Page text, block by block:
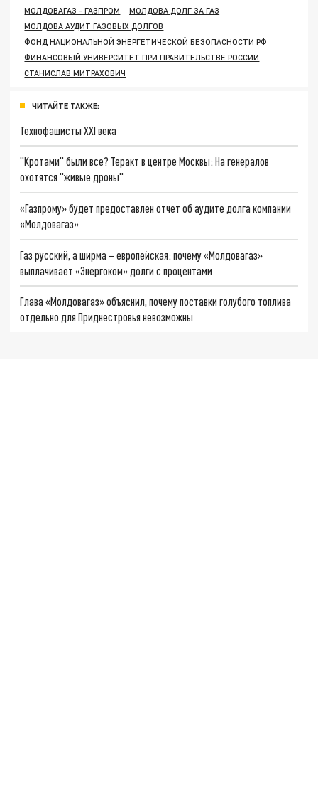
МОЛДОВАГАЗ - ГАЗПРОМ
МОЛДОВА ДОЛГ ЗА ГАЗ
МОЛДОВА АУДИТ ГАЗОВЫХ ДОЛГОВ
ФОНД НАЦИОНАЛЬНОЙ ЭНЕРГЕТИЧЕСКОЙ БЕЗОПАСНОСТИ РФ
ФИНАНСОВЫЙ УНИВЕРСИТЕТ ПРИ ПРАВИТЕЛЬСТВЕ РОССИИ
СТАНИСЛАВ МИТРАХОВИЧ
ЧИТАЙТЕ ТАКЖЕ:
Технофашисты XXI века
"Кротами" были все? Теракт в центре Москвы: На генералов
охотятся "живые дроны"
«Газпрому» будет предоставлен отчет об аудите долга компании
«Молдовагаз»
Газ русский, а ширма – европейская: почему «Молдовагаз»
выплачивает «Энергоком» долги с процентами
Глава «Молдовагаз» объяснил, почему поставки голубого топлива
отдельно для Приднестровья невозможны